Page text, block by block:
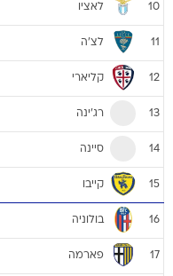
10 לאציו
11 לצ'ה
12 קליארי
13 רג'ינה
14 סיינה
15 קייבו
16 בולוניה
17 פארמה